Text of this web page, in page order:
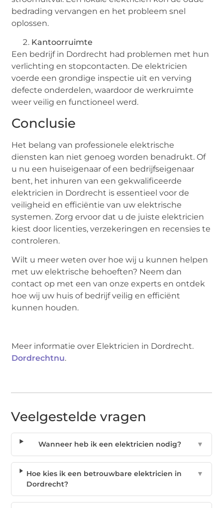
bedrading vervangen en het probleem snel
oplossen.
Kantoorruimte
Een bedrijf in Dordrecht had problemen met hun
verlichting en stopcontacten. De elektricien
voerde een grondige inspectie uit en verving
defecte onderdelen, waardoor de werkruimte
weer veilig en functioneel werd.
Conclusie
Het belang van professionele elektrische
diensten kan niet genoeg worden benadrukt. Of
u nu een huiseigenaar of een bedrijfseigenaar
bent, het inhuren van een gekwalificeerde
elektricien in Dordrecht is essentieel voor de
veiligheid en efficiëntie van uw elektrische
systemen. Zorg ervoor dat u de juiste elektricien
kiest door licenties, verzekeringen en recensies te
controleren.
Wilt u meer weten over hoe wij u kunnen helpen
met uw elektrische behoeften? Neem dan
contact op met een van onze experts en ontdek
hoe wij uw huis of bedrijf veilig en efficiënt
kunnen houden.
Meer informatie over Elektricien in Dordrecht.
Dordrechtnu.
Veelgestelde vragen
Wanneer heb ik een elektricien nodig? ▼
Hoe kies ik een betrouwbare elektricien in
Dordrecht?
▼